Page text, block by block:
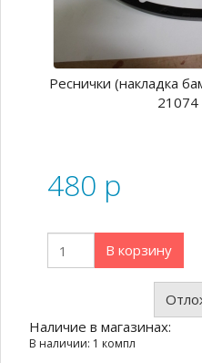
Реснички (накладка
480 p
В корзину
Наличие в магазинах:
В наличии: 1 компл